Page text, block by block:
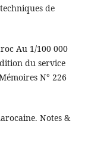
de
Au 1/100 000
du service
N° 226
Notes &